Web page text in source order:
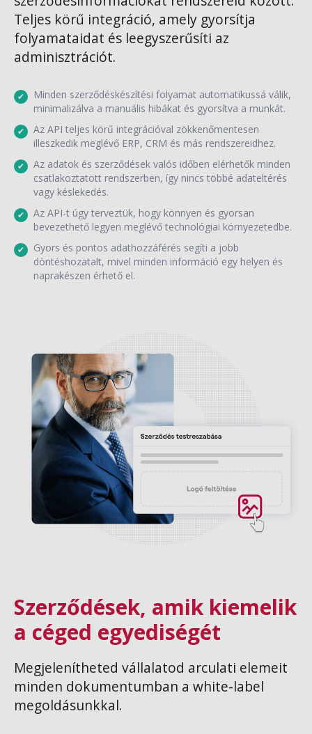
Teljes körű integráció, amely gyorsítja
folyamataidat és leegyszerűsíti az
adminisztrációt.
Minden szerződéskészítési folyamat automatikussá válik,
minimalizálva a manuális hibákat és gyorsítva a munkát.
Az API teljes körű integrációval zökkenőmentesen
illeszkedik meglévő ERP, CRM és más rendszereidhez.
Az adatok és szerződések valós időben elérhetők minden
csatlakoztatott rendszerben, így nincs többé adateltérés
vagy késlekedés.
Az API-t úgy terveztük, hogy könnyen és gyorsan
bevezethető legyen meglévő technológiai környezetedbe.
Gyors és pontos adathozzáférés segíti a jobb
döntéshozatalt, mivel minden információ egy helyen és
naprakészen érhető el.
Szerződések, amik kiemelik
a céged egyediségét
Megjelenítheted vállalatod arculati elemeit
minden dokumentumban a white-label
megoldásunkkal.